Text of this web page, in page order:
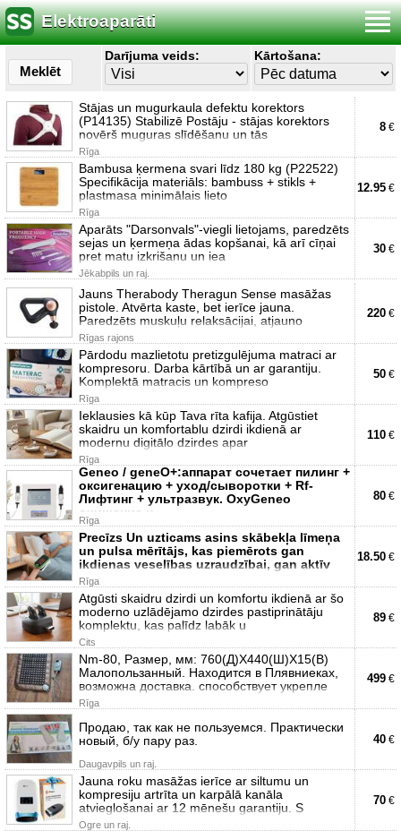
Elektroaparāti
Meklēt
Darījuma veids: Kārtošana:
Stājas un mugurkaula defektu korektors
(P14135) Stabilizē Postāju - stājas korektors
novērš muguras slīdēšanu un tās
Rīga
8 €
Bambusa ķermena svari līdz 180 kg (P22522)
Specifikācija materiāls: bambuss + stikls +
plastmasa minimālais lieto
Rīga
12.95 €
Aparāts "Darsonvals"-viegli lietojams, paredzēts
sejas un ķermeņa ādas kopšanai, kā arī cīņai
pret matu izkrišanu un iea
Jēkabpils un raj.
30 €
Jauns Therabody Theragun Sense masāžas
pistole. Atvērta kaste, bet ierīce jauna.
Paredzēts muskuļu relaksācijai, atjauno
Rīgas rajons
220 €
Pārdodu mazlietotu pretizgulējuma matraci ar
kompresoru. Darba kārtībā un ar garantiju.
Komplektā matracis un kompreso
Rīga
50 €
Ieklausies kā kūp Tava rīta kafija. Atgūstiet
skaidru un komfortablu dzirdi ikdienā ar
modernu digitālo dzirdes apar
Rīga
110 €
Geneo / geneO+:аппарат сочетает пилинг +
оксигенацию + уход/сыворотки + Rf-
Лифтинг + ультразвук. OxyGeneo
очищение и
Rīga
80 €
Precīzs Un uzticams asins skābekļa līmeņa
un pulsa mērītājs, kas piemērots gan
ikdienas veselības uzraudzībai, gan aktīv
Rīga
18.50 €
Atgūsti skaidru dzirdi un komfortu ikdienā ar šo
moderno uzlādējamo dzirdes pastiprinātāju
komplektu, kas palīdz labāk u
Cits
89 €
Nm-80, Размер, мм: 760(Д)Х440(Ш)Х15(В)
Малопользанный. Находится в Плявниеках,
возможна доставка. cпособствует укрепле
Rīga
499 €
Продаю, так как не пользуемся. Практически
новый, б/у пару раз.
Daugavpils un raj.
40 €
Jauna roku masāžas ierīce ar siltumu un
kompresiju artrīta un karpālā kanāla
atvieglošanai ar 12 mēnešu garantiju. S
Ogre un raj.
70 €